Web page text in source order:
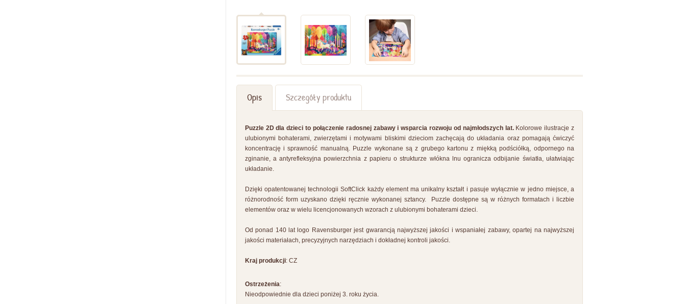
Opis Szczegóły produktu
Puzzle 2D dla dzieci to połączenie radosnej zabawy i wsparcia rozwoju od najmłodszych lat.Kolorowe ilustracje z
ulubionymi bohaterami, zwierzętami i motywami bliskimi dzieciom zachęcają do układania oraz pomagają ćwiczyć
koncentrację i sprawność manualną. Puzzle wykonane są z grubego kartonu z miękką podściółką, odpornego na
zginanie, a antyrefleksyjna powierzchnia z papieru o strukturze włókna lnu ogranicza odbijanie światła, ułatwiając
układanie.
Dzięki opatentowanej technologii SoftClick każdy element ma unikalny kształt i pasuje wyłącznie w jedno miejsce, a
różnorodność form uzyskano dzięki ręcznie wykonanej sztancy. Puzzle dostępne są w różnych formatach i liczbie
elementów oraz w wielu licencjonowanych wzorach z ulubionymi bohaterami dzieci.
Od ponad 140 lat logo Ravensburger jest gwarancją najwyższej jakości i wspaniałej zabawy, opartej na najwyższej
jakości materiałach, precyzyjnych narzędziach i dokładnej kontroli jakości.
Kraj produkcji: CZ
Ostrzeżenia:
Nieodpowiednie dla dzieci poniżej 3. roku życia.